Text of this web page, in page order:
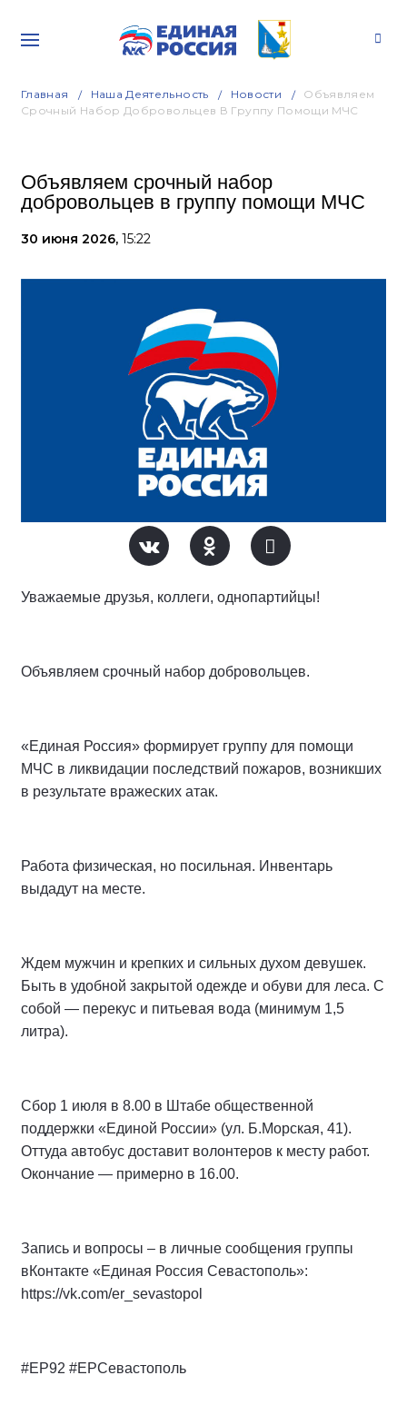
Главная Наша Деятельность Новости
Объявляем
Срочный Набор Добровольцев В Группу Помощи МЧС
Объявляем срочный набор
добровольцев в группу помощи МЧС
30 июня 2026, 15:22
Уважаемые друзья, коллеги, однопартийцы!
Объявляем срочный набор добровольцев.
«Единая Россия» формирует группу для помощи
МЧС в ликвидации последствий пожаров, возникших
в результате вражеских атак.
Работа физическая, но посильная. Инвентарь
выдадут на месте.
Ждем мужчин и крепких и сильных духом девушек.
Быть в удобной закрытой одежде и обуви для леса. С
собой — перекус и питьевая вода (минимум 1,5
литра).
Сбор 1 июля в 8.00 в Штабе общественной
поддержки «Единой России» (ул. Б.Морская, 41).
Оттуда автобус доставит волонтеров к месту работ.
Окончание — примерно в 16.00.
Запись и вопросы – в личные сообщения группы
вКонтакте «Единая Россия Севастополь»:
https://vk.com/er_sevastopol
#ЕР92 #ЕРСевастополь